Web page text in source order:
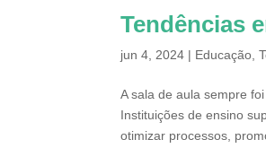
Tendências
jun 4, 2024 | Educação,
A sala de aula sempre
Instituições de ensino
otimizar processos,